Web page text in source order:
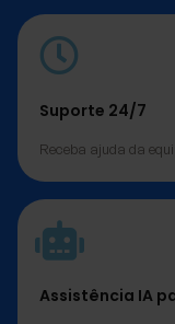
Suporte 24/7
Receba ajuda da
Assistência IA